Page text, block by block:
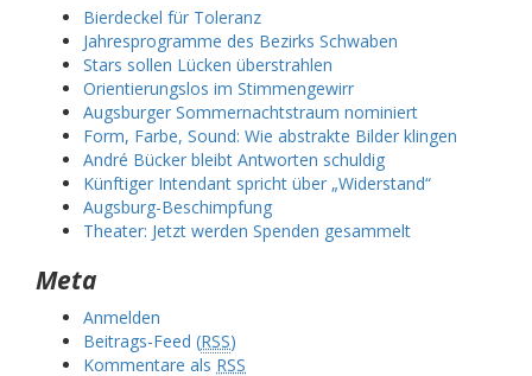
Bierdeckel für Toleranz
Jahresprogramme des Bezirks Schwaben
Stars sollen Lücken überstrahlen
Orientierungslos im Stimmengewirr
Augsburger Sommernachtstraum nominiert
Form, Farbe, Sound: Wie abstrakte Bilder klingen
André Bücker bleibt Antworten schuldig
Künftiger Intendant spricht über „Widerstand“
Augsburg-Beschimpfung
Theater: Jetzt werden Spenden gesammelt
Meta
Anmelden
Beitrags-Feed (RSS)
Kommentare als RSS